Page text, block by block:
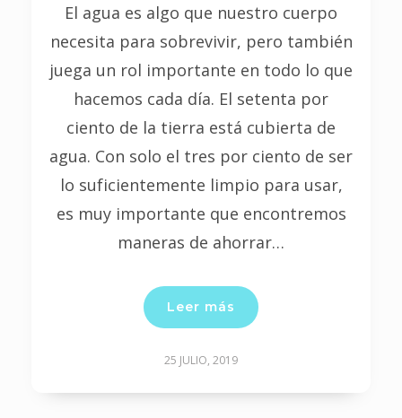
El agua es algo que nuestro cuerpo
necesita para sobrevivir, pero también
juega un rol importante en todo lo que
hacemos cada día. El setenta por
ciento de la tierra está cubierta de
agua. Con solo el tres por ciento de ser
lo suficientemente limpio para usar,
es muy importante que encontremos
maneras de ahorrar…
Leer más
25 JULIO, 2019